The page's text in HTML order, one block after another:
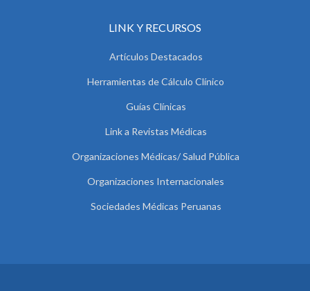
LINK Y RECURSOS
Artículos Destacados
Herramientas de Cálculo Clínico
Guías Clínicas
Link a Revistas Médicas
Organizaciones Médicas/ Salud Pública
Organizaciones Internacionales
Sociedades Médicas Peruanas